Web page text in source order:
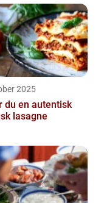
2025
du en autentisk
lasagne